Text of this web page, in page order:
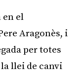
en el
Aragonès, i
per totes
llei de canvi